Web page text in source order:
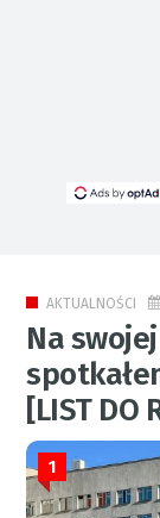
AKTUALNOŚCI
Na
[LIST DO
1